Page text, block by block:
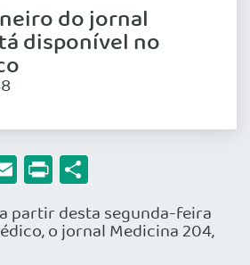
do jornal
disponível no
Email
Print
partir desta segunda-feira
o jornal Medicina 204,